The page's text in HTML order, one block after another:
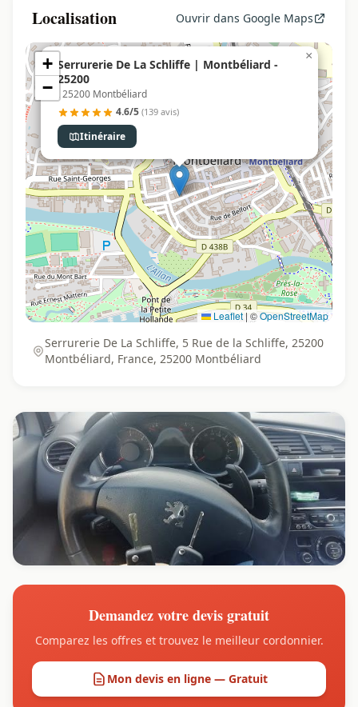
Localisation Ouvrir dans Google Maps
Serrurerie De La Schliffe | Montbéliard -
25200
, 25200 Montbéliard
4.6/5 (139 avis)
Itinéraire
×
+
−
Leaflet | ©OpenStreetMap
Serrurerie De La Schliffe, 5 Rue de la Schliffe, 25200
Montbéliard, France, 25200 Montbéliard
Demandez votre devis gratuit
Comparez les offres et trouvez le meilleur cordonnier.
Mon devis en ligne — Gratuit